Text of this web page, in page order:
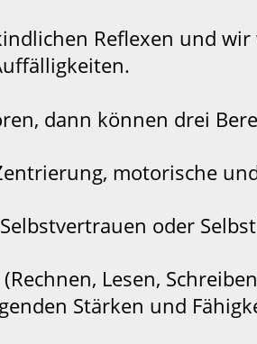
Reflexen und
dann können drei
motorische
oder
Lesen,
Stärken und